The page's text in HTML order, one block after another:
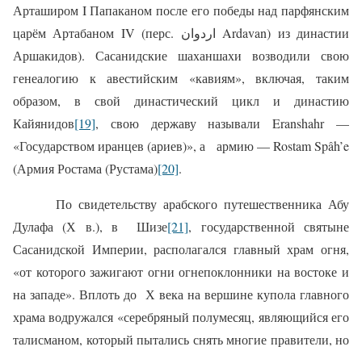
Арташиром I Папаканом после его победы над парфянским
царём Артабаном IV (перс. اردوان Ardavan) из династии
Аршакидов). Сасанидские шаханшахи возводили свою
генеалогию к авестийским «кавиям», включая, таким
образом, в свой династический цикл и династию
Кайянидов[19], свою державу называли Eranshahr —
«Государством иранцев (ариев)», а
армию — Rostam Spâh’e
(Армия Ростама (Рустама)[20].
По свидетельству арабского путешественника Абу
Дулафа (Х в.), в
Шизе[21], государственной святыне
Сасанидской Империи, располагался главный храм огня,
«от которого зажигают огни огнепоклонники на востоке и
на западе». Вплоть до Х века на вершине купола главного
храма водружался «серебряный полумесяц, являющийся его
талисманом, который пытались снять многие правители, но